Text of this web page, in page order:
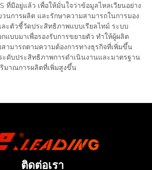
ที่มีอยู่แล้ว เพื่อให้มั่นใจว่าข้อมูลไหลเวียนอย่าง
นการผลิต และรักษาความสามารถในการมอง
ะตัวชี้วัดประสิทธิภาพแบบเรียลไทม์ ระบบ
แบบมาเพื่อรองรับการขยายตัว ทำให้ผู้ผลิต
ามารถตามความต้องการทางธุรกิจที่เพิ่มขึ้น
ดับประสิทธิภาพการดำเนินงานและมาตรฐาน
มาณการผลิตที่เพิ่มสูงขึ้น
ติดต่อเรา